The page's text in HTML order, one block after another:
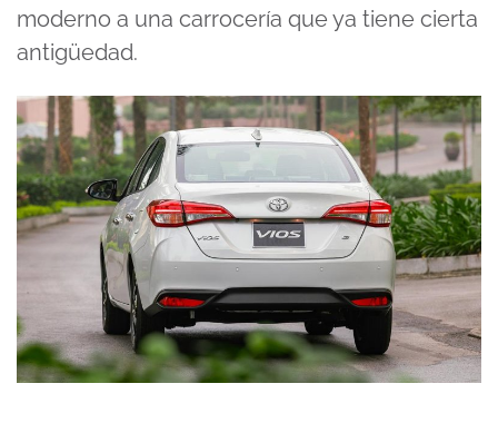
moderno a una carrocería que ya tiene cierta
antigüedad.